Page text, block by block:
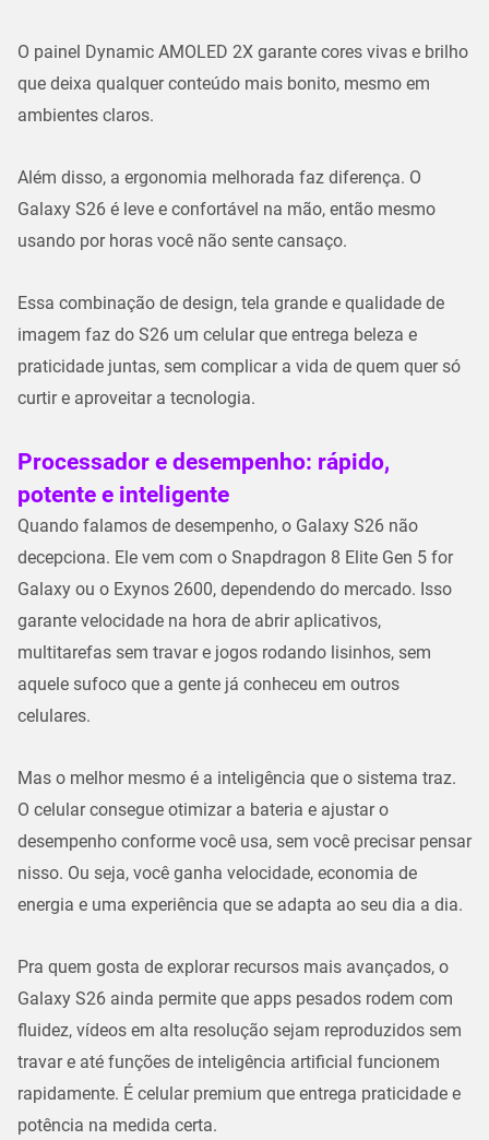
O painel Dynamic AMOLED 2X garante cores vivas e brilho
que deixa qualquer conteúdo mais bonito, mesmo em
ambientes claros.
Além disso, a ergonomia melhorada faz diferença. O
Galaxy S26 é leve e confortável na mão, então mesmo
usando por horas você não sente cansaço.
Essa combinação de design, tela grande e qualidade de
imagem faz do S26 um celular que entrega beleza e
praticidade juntas, sem complicar a vida de quem quer só
curtir e aproveitar a tecnologia.
Processador e desempenho: rápido,
potente e inteligente
Quando falamos de desempenho, o Galaxy S26 não
decepciona. Ele vem com o Snapdragon 8 Elite Gen 5 for
Galaxy ou o Exynos 2600, dependendo do mercado. Isso
garante velocidade na hora de abrir aplicativos,
multitarefas sem travar e jogos rodando lisinhos, sem
aquele sufoco que a gente já conheceu em outros
celulares.
Mas o melhor mesmo é a inteligência que o sistema traz.
O celular consegue otimizar a bateria e ajustar o
desempenho conforme você usa, sem você precisar pensar
nisso. Ou seja, você ganha velocidade, economia de
energia e uma experiência que se adapta ao seu dia a dia.
Pra quem gosta de explorar recursos mais avançados, o
Galaxy S26 ainda permite que apps pesados rodem com
fluidez, vídeos em alta resolução sejam reproduzidos sem
travar e até funções de inteligência artificial funcionem
rapidamente. É celular premium que entrega praticidade e
potência na medida certa.